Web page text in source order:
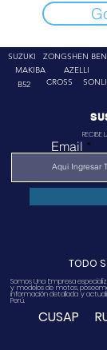
SUZUKI
ZONGSHEN
MAKIBA
AZELLI
B52
CROSS
RECIBE
Email
TODO
Somos Una Empresa
y modelos de motos,
información detallada y
Perú.
CUSAP